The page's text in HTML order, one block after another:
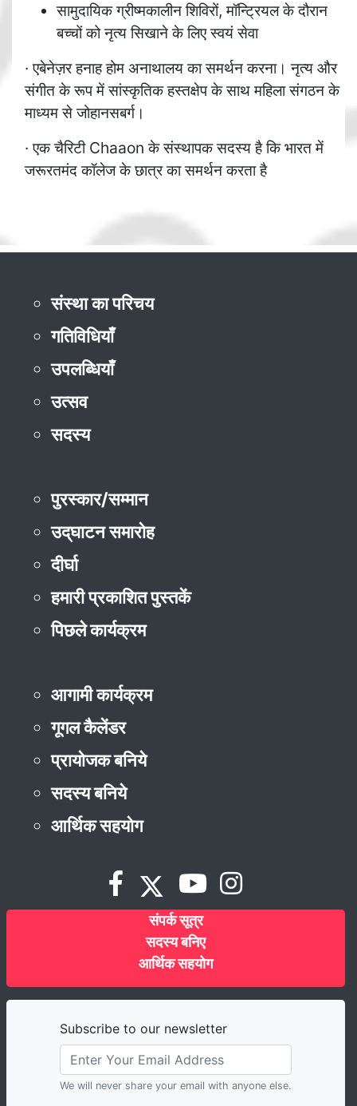
सामुदायिक ग्रीष्मकालीन शिविरों, मॉन्ट्रियल के दौरान
बच्चों को नृत्य सिखाने के लिए स्वयं सेवा
· एबेनेज़र हनाह होम अनाथालय का समर्थन करना। नृत्य और
संगीत के रूप में सांस्कृतिक हस्तक्षेप के साथ महिला संगठन के
माध्यम से जोहानसबर्ग।
· एक चैरिटी Chaaon के संस्थापक सदस्य है कि भारत में
जरूरतमंद कॉलेज के छात्र का समर्थन करता है
संस्था का परिचय
गतिविधियाँ
उपलब्धियाँ
उत्सव
सदस्य
पुरस्कार/सम्मान
उद्‌घाटन समारोह
दीर्घा
हमारी प्रकाशित पुस्तकें
पिछले कार्यक्रम
आगामी कार्यक्रम
गूगल कैलेंडर
प्रायोजक बनिये
सदस्य बनिये
आर्थिक सहयोग
संपर्क सूत्र
सदस्य बनिए
आर्थिक सहयोग
Subscribe to our newsletter
We will never share your email with anyone else.